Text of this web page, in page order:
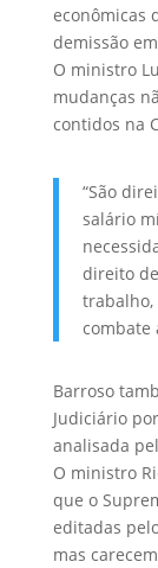
econômicas
demissão
O ministro
mudanças
contidos na
“São
salário
direito
trabalho,
combate
Barroso
Judiciário
analisada
O ministro
que o
editadas
mas